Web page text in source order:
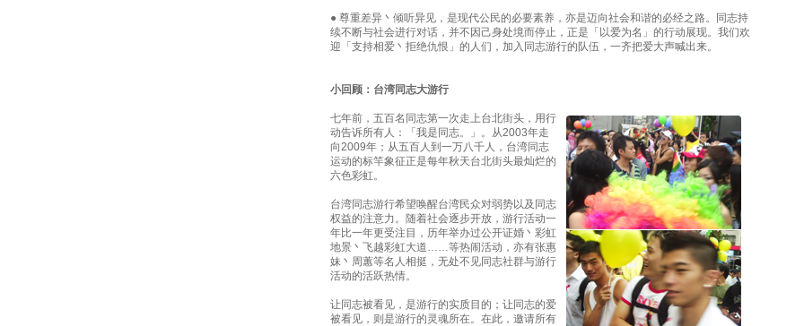
● 尊重差异丶倾听异见，是现代公民的必要素养，亦是迈向社会和谐的必经之路。同志持
续不断与社会进行对话，并不因己身处境而停止，正是「以爱为名」的行动展现。我们欢
迎「支持相爱丶拒绝仇恨」的人们，加入同志游行的队伍，一齐把爱大声喊出来。
小回顾：台湾同志大游行
七年前，五百名同志第一次走上台北街头，用行
动告诉所有人：「我是同志。」。从2003年走
向2009年；从五百人到一万八千人，台湾同志
运动的标竿象征正是每年秋天台北街头最灿烂的
六色彩虹。
台湾同志游行希望唤醒台湾民众对弱势以及同志
权益的注意力。随着社会逐步开放，游行活动一
年比一年更受注目，历年举办过公开证婚丶彩虹
地景丶飞越彩虹大道……等热闹活动，亦有张惠
妹丶周蕙等名人相挺，无处不见同志社群与游行
活动的活跃热情。
让同志被看见，是游行的实质目的；让同志的爱
被看见，则是游行的灵魂所在。在此，邀请所有